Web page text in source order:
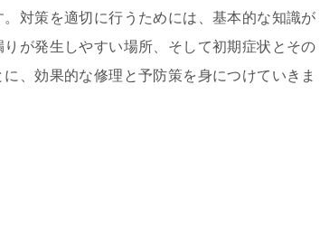
対策を適切に行うためには、基本的な知識が
が発生しやすい場所、そして初期症状とその
、効果的な修理と予防策を身につけていきま